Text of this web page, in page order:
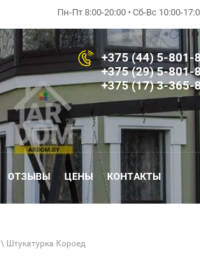
Пн-Пт 8:00-20:00 • Сб-Вс 10:00-
+375 (44) 5-801-
+375 (29) 5-801-
+375 (17) 3-365-
ОТЗЫВЫ ЦЕНЫ КОНТАКТЫ
\ Штукатурка Короед